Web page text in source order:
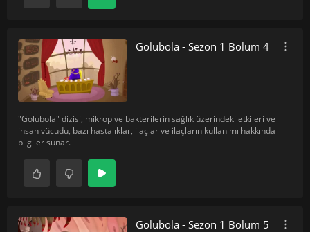
Golubola - Sezon 1 Bölüm 4
"Golubola" dizisi, mikrop ve bakterilerin sağlık üzerindeki etkileri ve
insan vücudu, bazı hastalıklar, ilaçlar ve ilaçların kullanımı hakkında
bilgiler sunar.
Golubola - Sezon 1 Bölüm 5